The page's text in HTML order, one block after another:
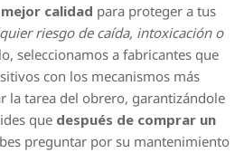
calidad para proteger a tus
riesgo de caída, intoxicación o
seleccionamos a fabricantes que
con los mecanismos más
la tarea del obrero, garantizándole
que después de comprar un
preguntar por su mantenimiento